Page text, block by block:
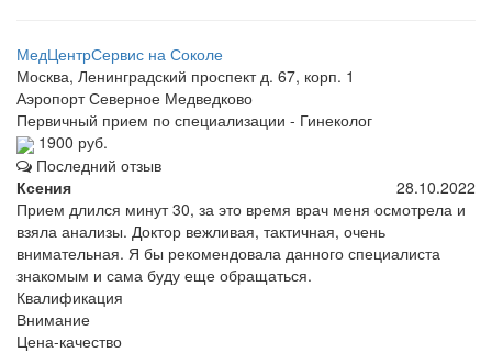
МедЦентрСервис на Соколе
Москва, Ленинградский проспект д. 67, корп. 1
АэропортСеверное Медведково
Первичный прием по специализации - Гинеколог
1900 руб.
Последний отзыв
Ксения
28.10.2022
Прием длился минут 30, за это время врач меня осмотрела и
взяла анализы. Доктор вежливая, тактичная, очень
внимательная. Я бы рекомендовала данного специалиста
знакомым и сама буду еще обращаться.
Квалификация
Внимание
Цена-качество